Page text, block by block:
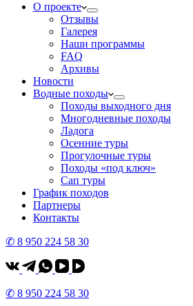
О проекте
Отзывы
Галерея
Наши программы
FAQ
Архивы
Новости
Водные походы
Походы выходного дня
Многодневные походы
Ладога
Осенние туры
Прогулочные туры
Походы «под ключ»
Сап туры
График походов
Партнеры
Контакты
✆ 8 950 224 58 30
✆ 8 950 224 58 30